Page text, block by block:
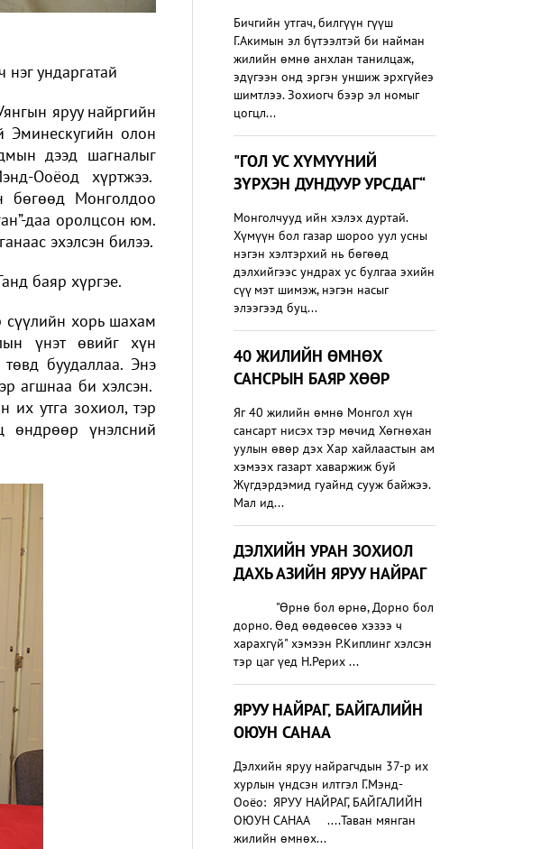
ундаргатай
яруу найргийн
Эминескугийн олон
дээд шагналыг
Ооёод хүртжээ.
бөгөөд Монголдоо
даа оролцсон юм.
эхэлсэн билээ.
баяр хүргэе.
сүүлийн хорь шахам
үнэт өвийг хүн
буудаллаа. Энэ
агшнаа би хэлсэн.
их утга зохиол, тэр
өндрөөр үнэлсний
Бичгийн утгач, билгүүн гүүш
Г.Акимын эл бүтээлтэй би найман
жилийн өмнө анхлан танилцаж,
эдүгээн онд эргэн уншиж эрхгүйеэ
шимтлээ. Зохиогч бээр эл номыг
цогцл...
"ГОЛ УС ХҮМҮҮНИЙ
ЗҮРХЭН ДУНДУУР УРСДАГ“
Монголчууд ийн хэлэх дуртай.
Хүмүүн бол газар шороо уул усны
нэгэн хэлтэрхий нь бөгөөд
дэлхийгээс ундрах ус булгаа эхийн
сүү мэт шимэж, нэгэн насыг
элээгээд буц...
40 ЖИЛИЙН ӨМНӨХ
САНСРЫН БАЯР ХӨӨР
Яг 40 жилийн өмнө Монгол хүн
сансарт нисэх тэр мөчид Хөгнөхан
уулын өвөр дэх Хар хайлаастын ам
хэмээх газарт хаваржиж буй
Жүгдэрдэмид гуайнд сууж байжээ.
Мал ид...
ДЭЛХИЙН УРАН ЗОХИОЛ
ДАХЬ АЗИЙН ЯРУУ НАЙРАГ
"Өрнө бол өрнө, Дорно бол
дорно. Өөд өөдөөсөө хэзээ ч
харахгүй" хэмээн Р.Киплинг хэлсэн
тэр цаг үед Н.Рерих ...
ЯРУУ НАЙРАГ, БАЙГАЛИЙН
ОЮУН САНАА
​Дэлхийн яруу найрагчдын 37-р их
хурлын үндсэн илтгэл Г.Мэнд-
Ооёо: ЯРУУ НАЙРАГ, БАЙГАЛИЙН
ОЮУН САНАА ....Таван мянган
жилийн өмнөх...